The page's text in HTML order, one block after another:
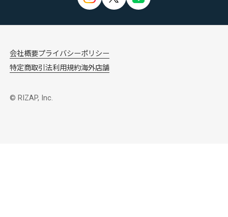
会社概要プライバシーポリシー
特定商取引法利用規約海外店舗
© RIZAP, Inc.